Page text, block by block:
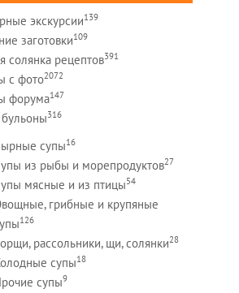
экскурсии139
заготовки109
солянка рецептов391
c фото2072
форума147
316
супы16
из рыбы и морепродуктов27
мясные и из птицы54
грибные и крупяные
126
рассольники, щи, солянки28
супы18
супы9